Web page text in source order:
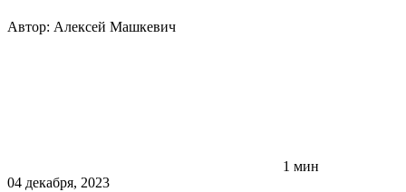
Автор: Алексей Машкевич
1 мин
04 декабря, 2023